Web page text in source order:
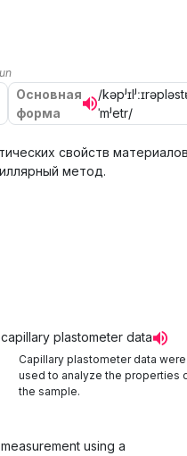
Основная
форма
/
ˈmʲetr/
свойств
метод.
capillary plastometer data
Capillary plastometer data were
used to analyze the properties
the sample.
measurement using a